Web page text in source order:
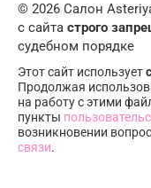
© 2026 Салон
с сайта строго
судебном порядке
Этот сайт использует
Продолжая
на работу с этими
пункты
возникновении
связи.